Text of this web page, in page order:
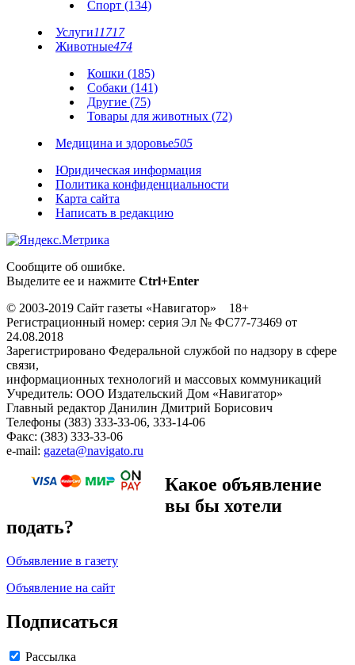
Спорт (134)
Услуги11717
Животные474
Кошки (185)
Собаки (141)
Другие (75)
Товары для животных (72)
Медицина и здоровье505
Юридическая информация
Политика конфиденциальности
Карта сайта
Написать в редакцию
Сообщите об ошибке.
Выделите ее и нажмите Ctrl+Enter
© 2003-2019 Сайт газеты «Навигатор» 18+
Регистрационный номер: серия Эл № ФС77-73469 от
24.08.2018
Зарегистрировано Федеральной службой по надзору в сфере
связи,
информационных технологий и массовых коммуникаций
Учредитель: ООО Издательский Дом «Навигатор»
Главный редактор Данилин Дмитрий Борисович
Телефоны (383) 333-33-06, 333-14-06
Факс: (383) 333-33-06
e-mail: gazeta@navigato.ru
Какое объявление
вы бы хотели
подать?
Объявление в газету
Объявление на сайт
Подписаться
Рассылка